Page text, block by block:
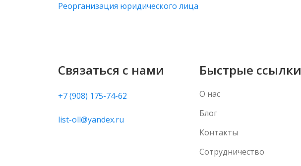
Реорганизация юридического лица
Связаться с нами
+7 (908) 175-74-62
list-oll@yandex.ru
Быстрые ссылки
О нас
Блог
Контакты
Сотрудничество